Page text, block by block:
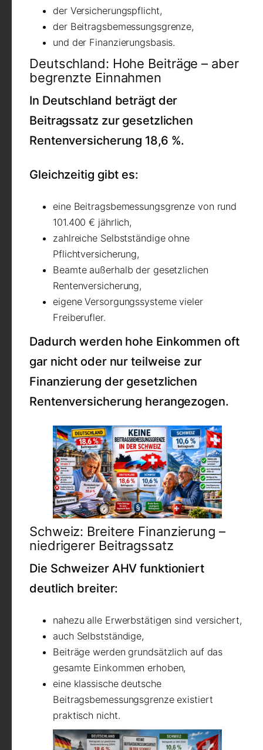
der Versicherungspflicht,
der Beitragsbemessungsgrenze,
und der Finanzierungsbasis.
Deutschland: Hohe Beiträge – aber
begrenzte Einnahmen
In Deutschland beträgt der
Beitragssatz zur gesetzlichen
Rentenversicherung 18,6 %.
Gleichzeitig gibt es:
eine Beitragsbemessungsgrenze von rund
101.400 € jährlich,
zahlreiche Selbstständige ohne
Pflichtversicherung,
Beamte außerhalb der gesetzlichen
Rentenversicherung,
eigene Versorgungssysteme vieler
Freiberufler.
Dadurch werden hohe Einkommen oft
gar nicht oder nur teilweise zur
Finanzierung der gesetzlichen
Rentenversicherung herangezogen.
Schweiz: Breitere Finanzierung –
niedrigerer Beitragssatz
Die Schweizer AHV funktioniert
deutlich breiter:
nahezu alle Erwerbstätigen sind versichert,
auch Selbstständige,
Beiträge werden grundsätzlich auf das
gesamte Einkommen erhoben,
eine klassische deutsche
Beitragsbemessungsgrenze existiert
praktisch nicht.